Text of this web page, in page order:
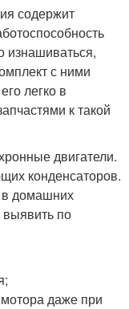
содержит
изнашиваться,
с ними
легко в
к такой
двигатели.
конденсаторов.
в домашних
выявить по
даже при